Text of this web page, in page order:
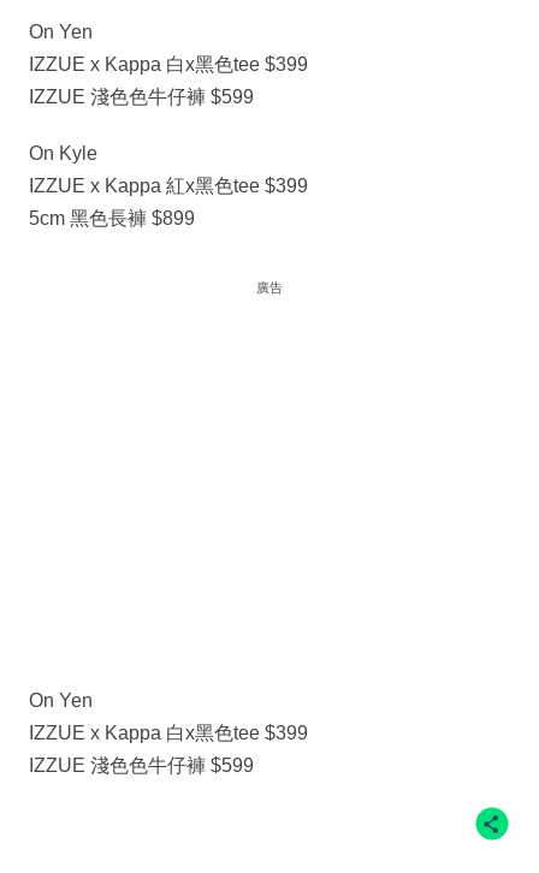
On Yen
IZZUE x Kappa 白x黑色tee $399
IZZUE 淺色色牛仔褲 $599
On Kyle
IZZUE x Kappa 紅x黑色tee $399
5cm 黑色長褲 $899
廣告
On Yen
IZZUE x Kappa 白x黑色tee $399
IZZUE 淺色色牛仔褲 $599